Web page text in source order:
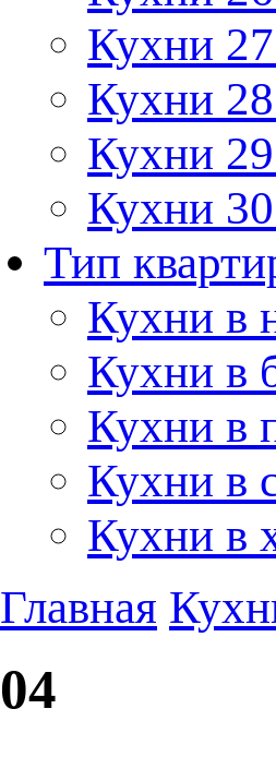
Кухни
Кухни
Кухни
Кухни
Тип
Кухни в
Кухни в
Кухни в
Кухни в
Кухни в
Главная
04